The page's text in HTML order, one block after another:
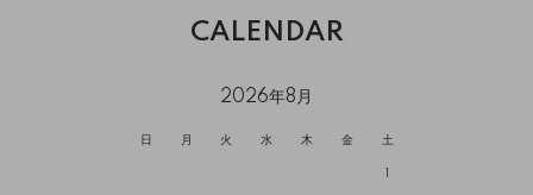
CALENDAR
2026年8月
日 月 火 水 木 金 土
1